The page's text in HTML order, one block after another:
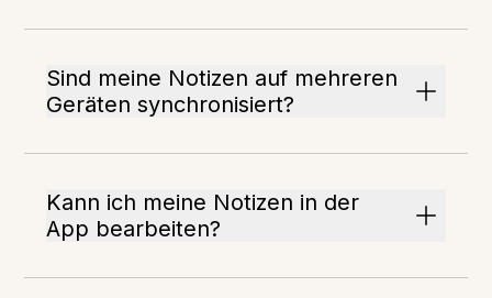
Sind meine Notizen auf mehreren
Geräten synchronisiert?
Kann ich meine Notizen in der
App bearbeiten?